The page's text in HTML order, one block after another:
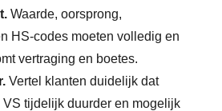
Waarde, oorsprong,
HS-codes moeten volledig en
vertraging en boetes.
Vertel klanten duidelijk dat
tijdelijk duurder en mogelijk